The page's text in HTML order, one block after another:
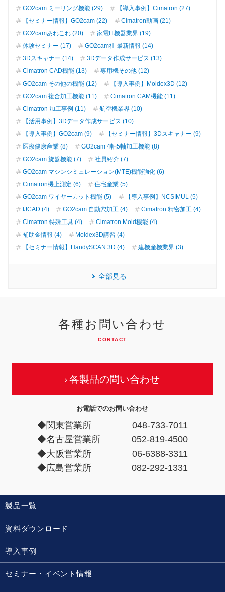
GO2cam ミーリング機能 (29)
【導入事例】Cimatron (27)
【セミナー情報】GO2cam (22)
Cimatron動画 (21)
GO2camあれこれ (20)
家電IT機器業界 (19)
体験セミナー (17)
GO2cam社 最新情報 (14)
3Dスキャナー (14)
3Dデータ作成サービス (13)
Cimatron CAD機能 (13)
専用機その他 (12)
GO2cam その他の機能 (12)
【導入事例】Moldex3D (12)
GO2cam 複合加工機能 (11)
Cimatron CAM機能 (11)
Cimatron 加工事例 (11)
航空機業界 (10)
【活用事例】3Dデータ作成サービス (10)
【導入事例】GO2cam (9)
【セミナー情報】3Dスキャナー (9)
医療健康産業 (8)
GO2cam 4軸5軸加工機能 (8)
GO2cam 旋盤機能 (7)
社員紹介 (7)
GO2cam マシンシミュレーション(MTE)機能強化 (6)
Cimatron機上測定 (6)
住宅産業 (5)
GO2cam ワイヤーカット機能 (5)
【導入事例】NCSIMUL (5)
IJCAD (4)
GO2cam 自動穴加工 (4)
Cimatron 精密加工 (4)
Cimatron 特殊工具 (4)
Cimatron Mold機能 (4)
補助金情報 (4)
Moldex3D講習 (4)
【セミナー情報】HandySCAN 3D (4)
建機産機業界 (3)
全部見る
各種お問い合わせ
CONTACT
各製品の問い合わせ
お電話でのお問い合わせ
◆関東営業所
048-733-7011
◆名古屋営業所
052-819-4500
◆大阪営業所
06-6388-3311
◆広島営業所
082-292-1331
製品一覧
資料ダウンロード
導入事例
セミナー・イベント情報